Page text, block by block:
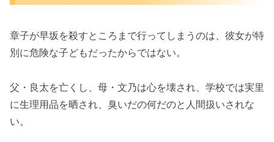
章子が早坂を殺すところまで行ってしまうのは、彼女が特
別に危険な子どもだったからではない。
父・良太を亡くし、母・文乃は心を壊され、学校では実里
に生理用品を晒され、臭いだの何だのと人間扱いされな
い。